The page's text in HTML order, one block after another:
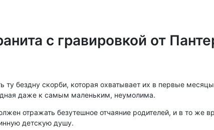
с гравировкой от
бездну скорби, которая охватывает их в первые
даже к самым маленьким, неумолима.
отражать безутешное отчаяние родителей, и в то же
детскую душу.